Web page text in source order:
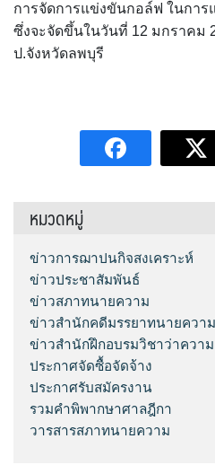
การจัดการแข่งขันกอล์ฟ ในการ
ซึ่งจะจัดขึ้นในวันที่ 12 มกราคม
ป.จังหวัดลพบุรี
หมวดหมู่
ข่าวการฌาปนกิจสงเคราะห์
ข่าวประชาสัมพันธ์
ข่าวสภาทนายความ
ข่าวสำนักคดีมรรยาทนายความ
ข่าวสำนักฝึกอบรมวิชาว่าความ
ประกาศจัดซื้อจัดจ้าง
ประกาศรับสมัครงาน
รวมคำพิพากษาศาลฎีกา
วารสารสภาทนายความ